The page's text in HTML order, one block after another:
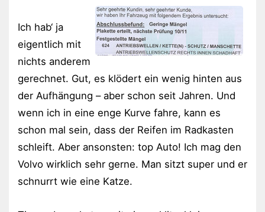
Ich hab‘ ja
eigentlich mit
nichts anderem
gerechnet. Gut, es klödert ein wenig hinten aus
der Aufhängung – aber schon seit Jahren. Und
wenn ich in eine enge Kurve fahre, kann es
schon mal sein, dass der Reifen im Radkasten
schleift. Aber ansonsten: top Auto! Ich mag den
Volvo wirklich sehr gerne. Man sitzt super und er
schnurrt wie eine Katze.